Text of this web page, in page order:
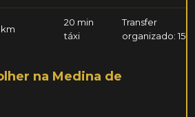
km
20 min
táxi
Transfer
organizado: 15€
na Medina de